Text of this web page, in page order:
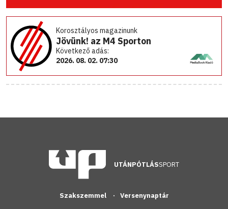
Korosztályos magazinunk
Jövünk! az M4 Sporton
Következő adás:
2026. 08. 02. 07:30
UTÁNPÓTLÁSSPORT
Szakszemmel Versenynaptár